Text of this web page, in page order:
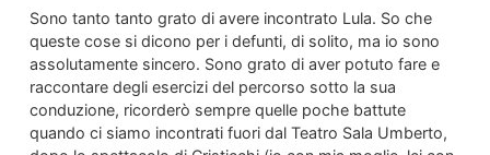
Sono tanto tanto grato di avere incontrato Lula. So che
queste cose si dicono per i defunti, di solito, ma io sono
assolutamente sincero. Sono grato di aver potuto fare e
raccontare degli esercizi del percorso sotto la sua
conduzione, ricorderò sempre quelle poche battute
quando ci siamo incontrati fuori dal Teatro Sala Umberto,